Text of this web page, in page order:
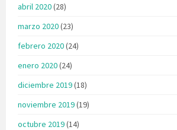
abril 2020(28)
marzo 2020(23)
febrero 2020(24)
enero 2020(24)
diciembre 2019(18)
noviembre 2019(19)
octubre 2019(14)